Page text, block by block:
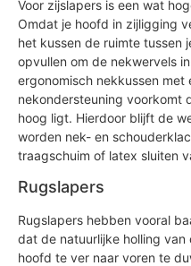
Voor zijslapers is een wat
Omdat je hoofd in zijligging
het kussen de ruimte tussen
opvullen om de nekwervels
ergonomisch nekkussen met
nekondersteuning voorkomt
hoog ligt. Hierdoor blijft de
worden nek- en
traagschuim of latex sluiten
Rugslapers
Rugslapers hebben vooral
dat de natuurlijke holling
hoofd te ver naar voren te